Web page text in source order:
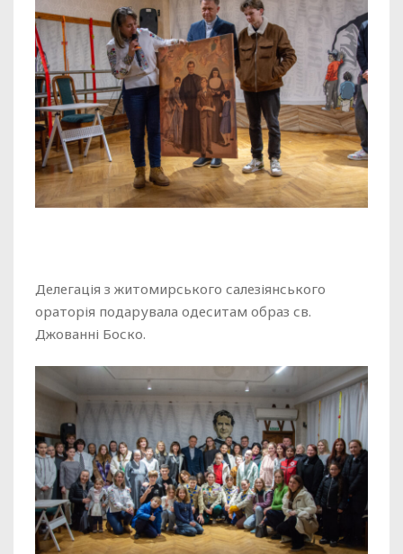
Делегація з житомирського салезіянського
ораторія подарувала одеситам образ св.
Джованні Боско.